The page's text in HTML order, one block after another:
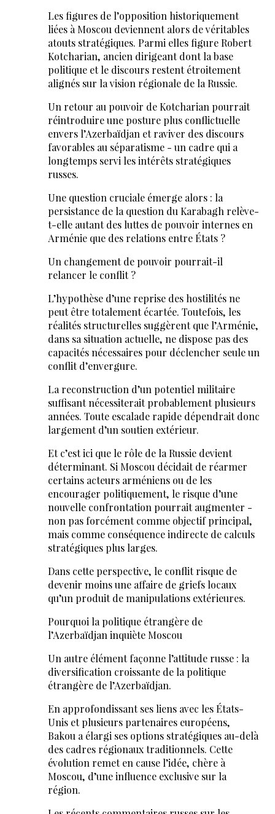
Les figures de l’opposition historiquement
liées à Moscou deviennent alors de véritables
atouts stratégiques. Parmi elles figure Robert
Kotcharian, ancien dirigeant dont la base
politique et le discours restent étroitement
alignés sur la vision régionale de la Russie.
Un retour au pouvoir de Kotcharian pourrait
réintroduire une posture plus conflictuelle
envers l’Azerbaïdjan et raviver des discours
favorables au séparatisme - un cadre qui a
longtemps servi les intérêts stratégiques
russes.
Une question cruciale émerge alors : la
persistance de la question du Karabagh relève-
t-elle autant des luttes de pouvoir internes en
Arménie que des relations entre États ?
Un changement de pouvoir pourrait-il
relancer le conflit ?
L’hypothèse d’une reprise des hostilités ne
peut être totalement écartée. Toutefois, les
réalités structurelles suggèrent que l’Arménie,
dans sa situation actuelle, ne dispose pas des
capacités nécessaires pour déclencher seule un
conflit d’envergure.
La reconstruction d’un potentiel militaire
suffisant nécessiterait probablement plusieurs
années. Toute escalade rapide dépendrait donc
largement d’un soutien extérieur.
Et c’est ici que le rôle de la Russie devient
déterminant. Si Moscou décidait de réarmer
certains acteurs arméniens ou de les
encourager politiquement, le risque d’une
nouvelle confrontation pourrait augmenter -
non pas forcément comme objectif principal,
mais comme conséquence indirecte de calculs
stratégiques plus larges.
Dans cette perspective, le conflit risque de
devenir moins une affaire de griefs locaux
qu’un produit de manipulations extérieures.
Pourquoi la politique étrangère de
l’Azerbaïdjan inquiète Moscou
Un autre élément façonne l’attitude russe : la
diversification croissante de la politique
étrangère de l’Azerbaïdjan.
En approfondissant ses liens avec les États-
Unis et plusieurs partenaires européens,
Bakou a élargi ses options stratégiques au-delà
des cadres régionaux traditionnels. Cette
évolution remet en cause l’idée, chère à
Moscou, d’une influence exclusive sur la
région.